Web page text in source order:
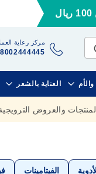
مركز رعاية
8002444445
والأم العناية بالشعر
والعروض
الفيتامينات